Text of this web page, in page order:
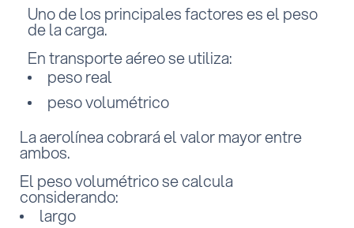
Uno de los principales factores es el peso
de la carga.
En transporte aéreo se utiliza:
peso real
peso volumétrico
La aerolínea cobrará el valor mayor entre
ambos.
El peso volumétrico se calcula
considerando:
largo